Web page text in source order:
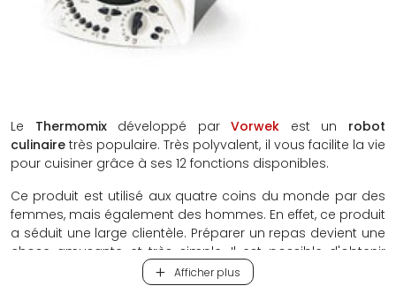
Le Thermomixdéveloppé parVorwek est un robot
culinaire très populaire. Très polyvalent, il vous facilite la vie
pour cuisiner grâce à ses 12 fonctions disponibles.
Ce produit est utilisé aux quatre coins du monde par des
femmes, mais également des hommes. En effet, ce produit
a séduit une large clientèle. Préparer un repas devient une
chose amusante et très simple. Il est possible d'obtenir
cuisine de niveau professionnel
sans rien n'y connaître en art culinaire.
Afficher plus